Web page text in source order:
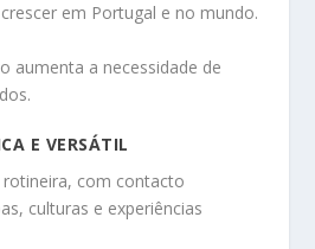
em Portugal e no mundo.
aumenta a necessidade de
E VERSÁTIL
rotineira, com contacto
culturas e experiências